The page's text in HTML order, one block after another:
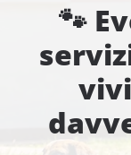
🐾